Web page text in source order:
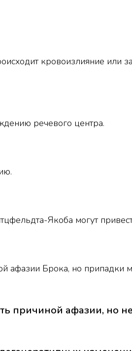
кровоизлияние или
речевого центра.
Якоба могут
афазии Брока, но припадки
причиной афазии, но